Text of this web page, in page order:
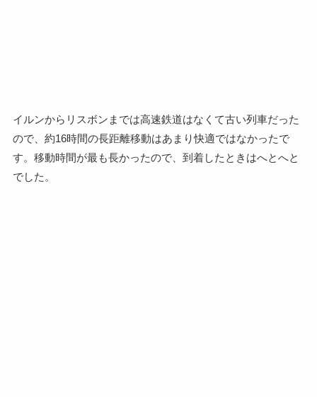
イルンからリスボンまでは高速鉄道はなくて古い列車だった
ので、約16時間の長距離移動はあまり快適ではなかったで
す。移動時間が最も長かったので、到着したときはへとへと
でした。